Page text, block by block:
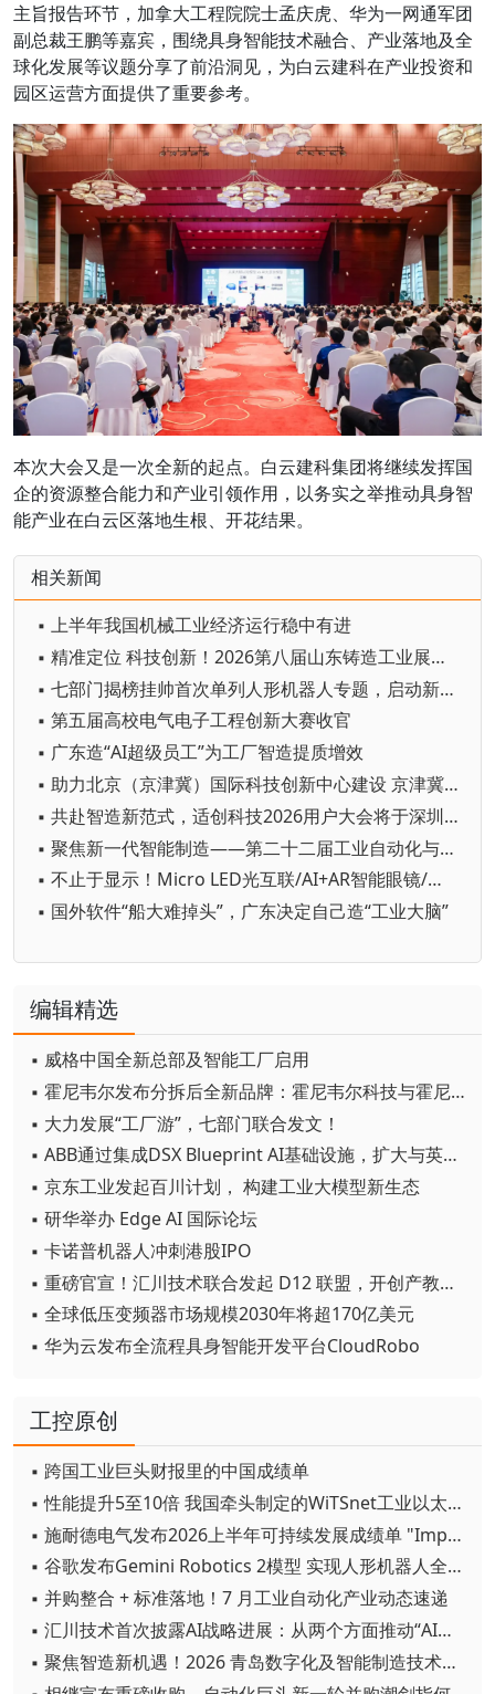
主旨报告环节，加拿大工程院院士孟庆虎、华为一网通军团
副总裁王鹏等嘉宾，围绕具身智能技术融合、产业落地及全
球化发展等议题分享了前沿洞见，为白云建科在产业投资和
园区运营方面提供了重要参考。
本次大会又是一次全新的起点。白云建科集团将继续发挥国
企的资源整合能力和产业引领作用，以务实之举推动具身智
能产业在白云区落地生根、开花结果。
相关新闻
▪ 上半年我国机械工业经济运行稳中有进
▪ 精准定位 科技创新！2026第八届山东铸造工业展览会在青岛开幕
▪ 七部门揭榜挂帅首次单列人形机器人专题，启动新一轮国家级技术攻坚
▪ 第五届高校电气电子工程创新大赛收官
▪ 广东造“AI超级员工”为工厂智造提质增效
▪ 助力北京（京津冀）国际科技创新中心建设 京津冀成立机器人产业链联盟
▪ 共赴智造新范式，适创科技2026用户大会将于深圳启幕
▪ 聚焦新一代智能制造——第二十二届工业自动化与标准化研讨会在京举办
▪ 不止于显示！Micro LED光互联/AI+AR智能眼镜/玻璃基板TGV等全新赛道集中亮相，创新动能尽在2026深圳国际全触与显示展
▪ 国外软件“船大难掉头”，广东决定自己造“工业大脑”
编辑精选
▪ 威格中国全新总部及智能工厂启用
▪ 霍尼韦尔发布分拆后全新品牌：霍尼韦尔科技与霍尼韦尔航空航天
▪ 大力发展“工厂游”，七部门联合发文！
▪ ABB通过集成DSX Blueprint AI基础设施，扩大与英伟达的合作
▪ 京东工业发起百川计划， 构建工业大模型新生态
▪ 研华举办 Edge AI 国际论坛
▪ 卡诺普机器人冲刺港股IPO
▪ 重磅官宣！汇川技术联合发起 D12 联盟，开创产教融合新范式
▪ 全球低压变频器市场规模2030年将超170亿美元
▪ 华为云发布全流程具身智能开发平台CloudRobo
工控原创
▪ 跨国工业巨头财报里的中国成绩单
▪ 性能提升5至10倍 我国牵头制定的WiTSnet工业以太网国际标准正式发布
▪ 施耐德电气发布2026上半年可持续发展成绩单 "Impact 2030"路线图开局稳健
▪ 谷歌发布Gemini Robotics 2模型 实现人形机器人全身智能控制突破
▪ 并购整合 + 标准落地！7 月工业自动化产业动态速递
▪ 汇川技术首次披露AI战略进展：从两个方面推动“AI业务化”落地
▪ 聚焦智造新机遇！2026 青岛数字化及智能制造技术论坛圆满落幕